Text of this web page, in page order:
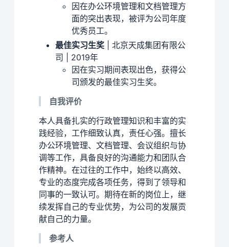
因在办公环境管理和文档管理方
面的突出表现，被评为公司年度
优秀员工。
最佳实习生奖 | 北京天成集团有限公
司 | 2019年
因在实习期间表现出色，获得公
司颁发的最佳实习生奖。
自我评价
本人具备扎实的行政管理知识和丰富的实
践经验，工作细致认真，责任心强。擅长
办公环境管理、文档管理、会议组织与协
调等工作，具备良好的沟通能力和团队合
作精神。在过往的工作中，始终以高效、
专业的态度完成各项任务，得到了领导和
同事的一致认可。期待在新的岗位上，继
续发挥自己的专业优势，为公司的发展贡
献自己的力量。
参考人